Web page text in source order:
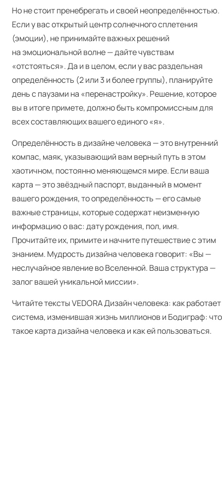
Но не стоит пренебрегать и своей неопределённостью.
Если у вас открытый центр солнечного сплетения
(эмоции), не принимайте важных решений
на эмоциональной волне — дайте чувствам
«отстояться». Да и в целом, если у вас раздельная
определённость (2 или 3 и более группы), планируйте
день с паузами на «перенастройку». Решение, которое
вы в итоге примете, должно быть компромиссным для
всех составляющих вашего единого «я».
Определённость в дизайне человека — это внутренний
компас, маяк, указывающий вам верный путь в этом
хаотичном, постоянно меняющемся мире. Если ваша
карта — это звёздный паспорт, выданный в момент
вашего рождения, то определённость — его самые
важные страницы, которые содержат неизменную
информацию о вас: дату рождения, пол, имя.
Прочитайте их, примите и начните путешествие с этим
знанием. Мудрость дизайна человека говорит: «Вы —
неслучайное явление во Вселенной. Ваша структура —
залог вашей уникальной миссии».
Читайте тексты VEDORAДизайн человека: как работает
система, изменившая жизнь миллионов и Бодиграф: что
такое карта дизайна человека и как ей пользоваться.